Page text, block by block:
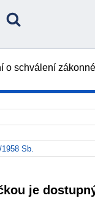
o schválení
1958 Sb.
je